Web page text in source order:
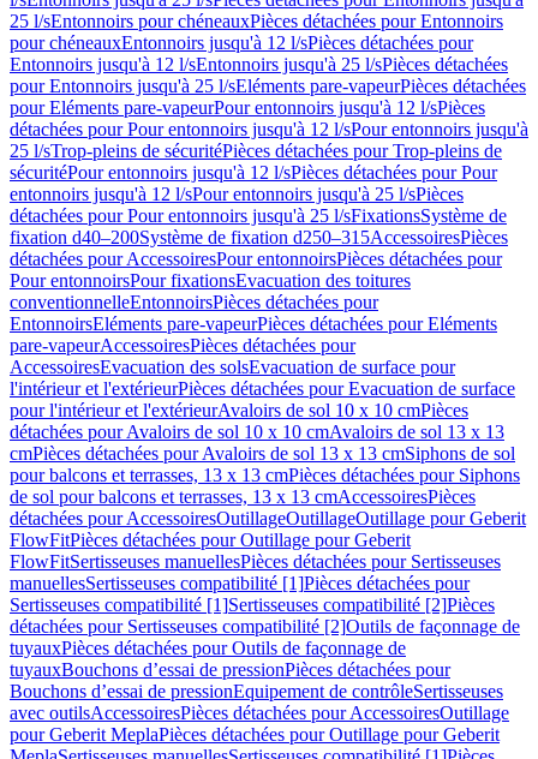
25 l/sEntonnoirs pour chéneauxPièces détachées pour Entonnoirs
pour chéneauxEntonnoirs jusqu'à 12 l/sPièces détachées pour
Entonnoirs jusqu'à 12 l/sEntonnoirs jusqu'à 25 l/sPièces détachées
pour Entonnoirs jusqu'à 25 l/sEléments pare-vapeurPièces détachées
pour Eléments pare-vapeurPour entonnoirs jusqu'à 12 l/sPièces
détachées pour Pour entonnoirs jusqu'à 12 l/sPour entonnoirs jusqu'à
25 l/sTrop-pleins de sécuritéPièces détachées pour Trop-pleins de
sécuritéPour entonnoirs jusqu'à 12 l/sPièces détachées pour Pour
entonnoirs jusqu'à 12 l/sPour entonnoirs jusqu'à 25 l/sPièces
détachées pour Pour entonnoirs jusqu'à 25 l/sFixationsSystème de
fixation d40–200Système de fixation d250–315AccessoiresPièces
détachées pour AccessoiresPour entonnoirsPièces détachées pour
Pour entonnoirsPour fixationsEvacuation des toitures
conventionnelleEntonnoirsPièces détachées pour
EntonnoirsEléments pare-vapeurPièces détachées pour Eléments
pare-vapeurAccessoiresPièces détachées pour
AccessoiresEvacuation des solsEvacuation de surface pour
l'intérieur et l'extérieurPièces détachées pour Evacuation de surface
pour l'intérieur et l'extérieurAvaloirs de sol 10 x 10 cmPièces
détachées pour Avaloirs de sol 10 x 10 cmAvaloirs de sol 13 x 13
cmPièces détachées pour Avaloirs de sol 13 x 13 cmSiphons de sol
pour balcons et terrasses, 13 x 13 cmPièces détachées pour Siphons
de sol pour balcons et terrasses, 13 x 13 cmAccessoiresPièces
détachées pour AccessoiresOutillageOutillageOutillage pour Geberit
FlowFitPièces détachées pour Outillage pour Geberit
FlowFitSertisseuses manuellesPièces détachées pour Sertisseuses
manuellesSertisseuses compatibilité [1]Pièces détachées pour
Sertisseuses compatibilité [1]Sertisseuses compatibilité [2]Pièces
détachées pour Sertisseuses compatibilité [2]Outils de façonnage de
tuyauxPièces détachées pour Outils de façonnage de
tuyauxBouchons d’essai de pressionPièces détachées pour
Bouchons d’essai de pressionEquipement de contrôleSertisseuses
avec outilsAccessoiresPièces détachées pour AccessoiresOutillage
pour Geberit MeplaPièces détachées pour Outillage pour Geberit